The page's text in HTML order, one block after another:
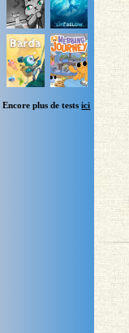
Encore plus de testsici